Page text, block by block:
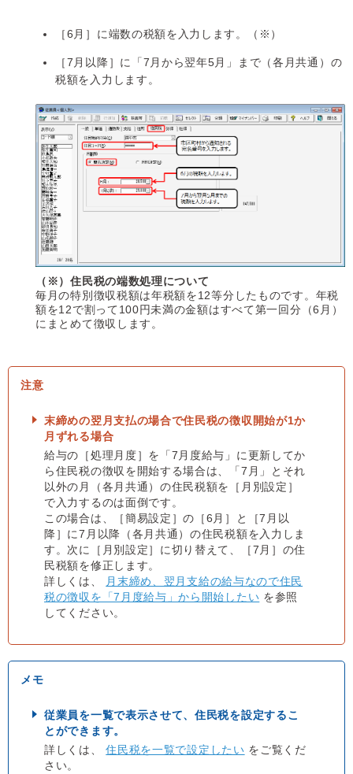
［6月］に端数の税額を入力します。（※）
［7月以降］に「7月から翌年5月」まで（各月共通）の
税額を入力します。
（※）住民税の端数処理について
毎月の特別徴収税額は年税額を12等分したものです。年税
額を12で割って100円未満の金額はすべて第一回分（6月）
にまとめて徴収します。
末締めの翌月支払の場合で住民税の徴収開始が1か
月ずれる場合
給与の［処理月度］を「7月度給与」に更新してか
ら住民税の徴収を開始する場合は、「7月」とそれ
以外の月（各月共通）の住民税額を［月別設定］
で入力するのは面倒です。
この場合は、［簡易設定］の［6月］と［7月以
降］に7月以降（各月共通）の住民税額を入力しま
す。次に［月別設定］に切り替えて、［7月］の住
民税額を修正します。
詳しくは、
月末締め、翌月支給の給与なので住民
税の徴収を「7月度給与」から開始したい を参照
してください。
従業員を一覧で表示させて、住民税を設定するこ
とができます。
詳しくは、住民税を一覧で設定したい をご覧くだ
さい。